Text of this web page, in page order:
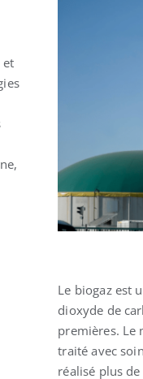
et trappes de
et
Le biogaz est
dioxyde de
premières. Le
traité avec
réalisé plus